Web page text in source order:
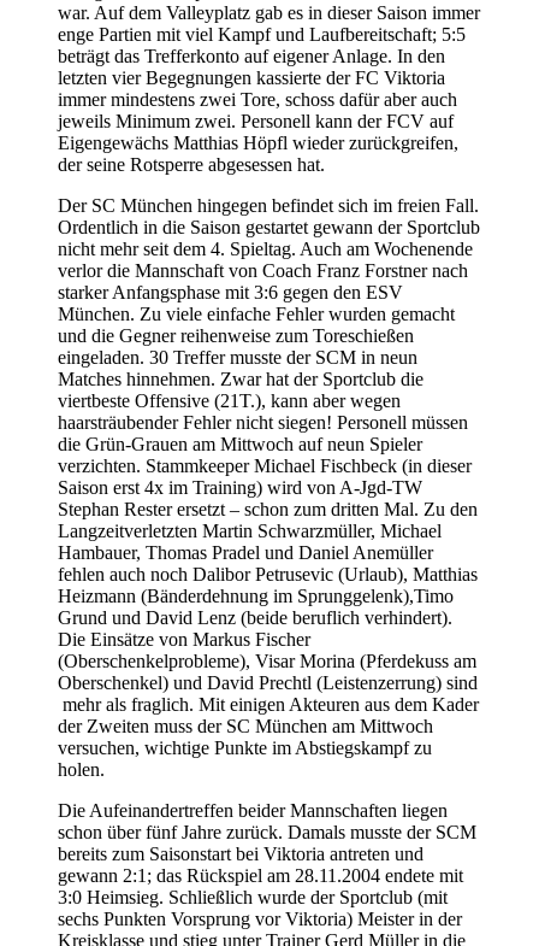
war. Auf dem Valleyplatz gab es in dieser Saison immer
enge Partien mit viel Kampf und Laufbereitschaft; 5:5
beträgt das Trefferkonto auf eigener Anlage. In den
letzten vier Begegnungen kassierte der FC Viktoria
immer mindestens zwei Tore, schoss dafür aber auch
jeweils Minimum zwei. Personell kann der FCV auf
Eigengewächs Matthias Höpfl wieder zurückgreifen,
der seine Rotsperre abgesessen hat.
Der SC München hingegen befindet sich im freien Fall.
Ordentlich in die Saison gestartet gewann der Sportclub
nicht mehr seit dem 4. Spieltag. Auch am Wochenende
verlor die Mannschaft von Coach Franz Forstner nach
starker Anfangsphase mit 3:6 gegen den ESV
München. Zu viele einfache Fehler wurden gemacht
und die Gegner reihenweise zum Toreschießen
eingeladen. 30 Treffer musste der SCM in neun
Matches hinnehmen. Zwar hat der Sportclub die
viertbeste Offensive (21T.), kann aber wegen
haarsträubender Fehler nicht siegen! Personell müssen
die Grün-Grauen am Mittwoch auf neun Spieler
verzichten. Stammkeeper Michael Fischbeck (in dieser
Saison erst 4x im Training) wird von A-Jgd-TW
Stephan Rester ersetzt – schon zum dritten Mal. Zu den
Langzeitverletzten Martin Schwarzmüller, Michael
Hambauer, Thomas Pradel und Daniel Anemüller
fehlen auch noch Dalibor Petrusevic (Urlaub), Matthias
Heizmann (Bänderdehnung im Sprunggelenk),Timo
Grund und David Lenz (beide beruflich verhindert).
Die Einsätze von Markus Fischer
(Oberschenkelprobleme), Visar Morina (Pferdekuss am
Oberschenkel) und David Prechtl (Leistenzerrung) sind
mehr als fraglich. Mit einigen Akteuren aus dem Kader
der Zweiten muss der SC München am Mittwoch
versuchen, wichtige Punkte im Abstiegskampf zu
holen.
Die Aufeinandertreffen beider Mannschaften liegen
schon über fünf Jahre zurück. Damals musste der SCM
bereits zum Saisonstart bei Viktoria antreten und
gewann 2:1; das Rückspiel am 28.11.2004 endete mit
3:0 Heimsieg. Schließlich wurde der Sportclub (mit
sechs Punkten Vorsprung vor Viktoria) Meister in der
Kreisklasse und stieg unter Trainer Gerd Müller in die